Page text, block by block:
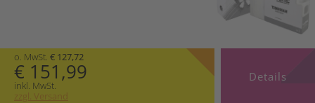
o. MwSt. € 127,72
€ 151,99
inkl. MwSt.
zzgl. Versand
Details